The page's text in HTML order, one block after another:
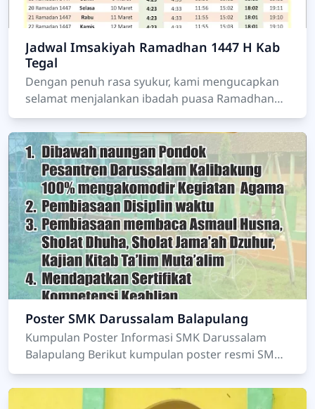
Jadwal Imsakiyah Ramadhan 1447 H Kab
Tegal
Dengan penuh rasa syukur, kami mengucapkan
selamat menjalankan ibadah puasa Ramadhan
1447 Hijriyah kepada seluruh siswa, dewan guru,
t…
Poster SMK Darussalam Balapulang
Kumpulan Poster Informasi SMK Darussalam
Balapulang Berikut kumpulan poster resmi SMK
Darussalam Balapulang yang berisi informasi
keunggulan seko…